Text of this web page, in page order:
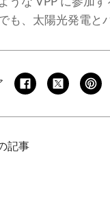
も、太陽光発電と
記事